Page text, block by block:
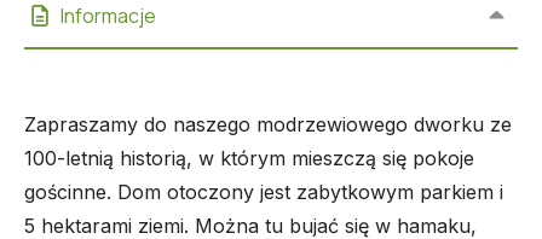
Informacje
Zapraszamy do naszego modrzewiowego dworku ze
100-letnią historią, w którym mieszczą się pokoje
gościnne. Dom otoczony jest zabytkowym parkiem i
5 hektarami ziemi. Można tu bujać się w hamaku,